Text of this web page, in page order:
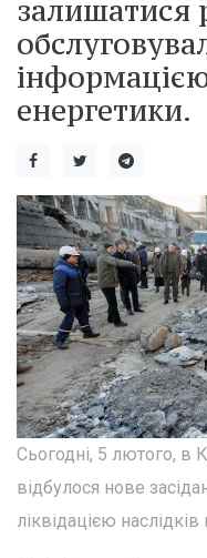
залишатися
енергетики.
Сьогодні, 5 лютого, в
відбулося нове
ліквідацією